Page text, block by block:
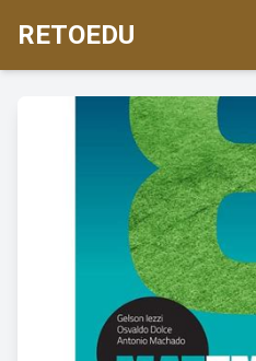
RETOEDU